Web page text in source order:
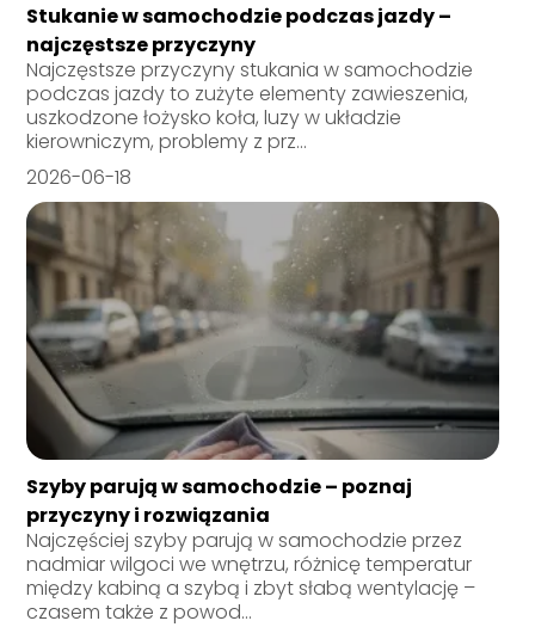
Stukanie w samochodzie podczas jazdy –
najczęstsze przyczyny
Najczęstsze przyczyny stukania w samochodzie
podczas jazdy to zużyte elementy zawieszenia,
uszkodzone łożysko koła, luzy w układzie
kierowniczym, problemy z prz...
2026-06-18
Szyby parują w samochodzie – poznaj
przyczyny i rozwiązania
Najczęściej szyby parują w samochodzie przez
nadmiar wilgoci we wnętrzu, różnicę temperatur
między kabiną a szybą i zbyt słabą wentylację –
czasem także z powod...